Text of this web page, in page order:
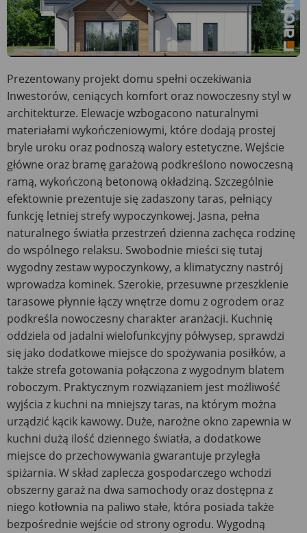
Prezentowany projekt domu spełni oczekiwania
Inwestorów, ceniących komfort oraz nowoczesny styl w
architekturze. Elewacje wzbogacono naturalnymi
materiałami wykończeniowymi, które dodają prostej
bryle uroku oraz podnoszą walory estetyczne. Wejście
główne oraz bramę garażową podkreślono nowoczesną
ramą, wykończoną betonową okładziną. Szczególnie
efektownie prezentuje się zadaszony taras, pełniący
funkcję letniej strefy wypoczynkowej. Jasna, pełna
naturalnego światła przestrzeń dzienna zachęca rodzinę
do wspólnego relaksu. Swobodnie mieści się tutaj
wygodny zestaw wypoczynkowy, a klimatyczny nastrój
wprowadza kominek. Szerokie, przesuwne przeszklenie
tarasowe płynnie łączy wnętrze domu z ogrodem oraz
podkreśla nowoczesny charakter aranżacji. Kuchnię
oddziela od jadalni wielofunkcyjny półwysep, sprawdzi
się jako dodatkowe miejsce do spożywania posiłków, a
także strefa gotowania połączona z wygodnym blatem
roboczym. Praktycznym rozwiązaniem jest możliwość
wyjścia z kuchni na mniejszy taras, na którym można
urządzić kącik kawowy. Duże, narożne okno zapewnia w
kuchni dużą ilość dziennego światła, a dodatkowe
miejsce do przechowywania gwarantuje przyległa
spiżarnia. W skład zaplecza gospodarczego wchodzi
obszerny garaż na dwa samochody oraz dostępna z
niego kotłownia na paliwo stałe, która posiada także
bezpośrednie wejście od strony ogrodu. Wygodną